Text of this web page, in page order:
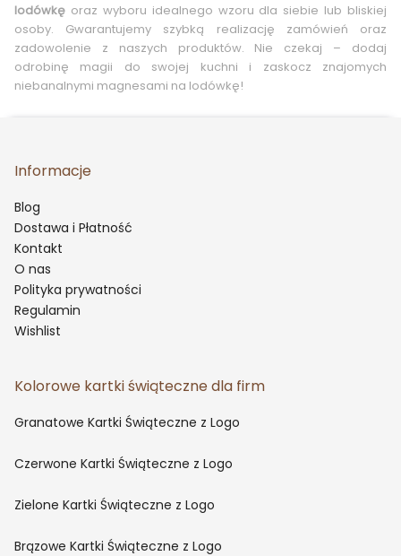
lodówkę oraz wyboru idealnego wzoru dla siebie lub bliskiej
osoby. Gwarantujemy szybką realizację zamówień oraz
zadowolenie z naszych produktów. Nie czekaj – dodaj
odrobinę magii do swojej kuchni i zaskocz znajomych
niebanalnymi magnesami na lodówkę!
Informacje
Blog
Dostawa i Płatność
Kontakt
O nas
Polityka prywatności
Regulamin
Wishlist
Kolorowe kartki świąteczne dla firm
Granatowe Kartki Świąteczne z Logo
Czerwone Kartki Świąteczne z Logo
Zielone Kartki Świąteczne z Logo
Brązowe Kartki Świąteczne z Logo